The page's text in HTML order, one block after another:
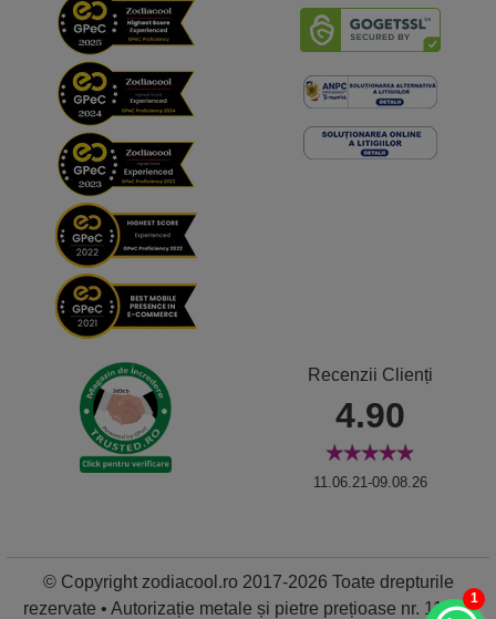
Recenzii Clienți
4.90
11.06.21-09.08.26
© Copyright zodiacool.ro 2017-2026 Toate drepturile
rezervate • Autorizație metale și pietre prețioase nr. 11837
1